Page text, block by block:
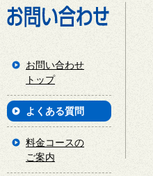
お問い合わせ
トップ
よくある質問
料金コースの
ご案内